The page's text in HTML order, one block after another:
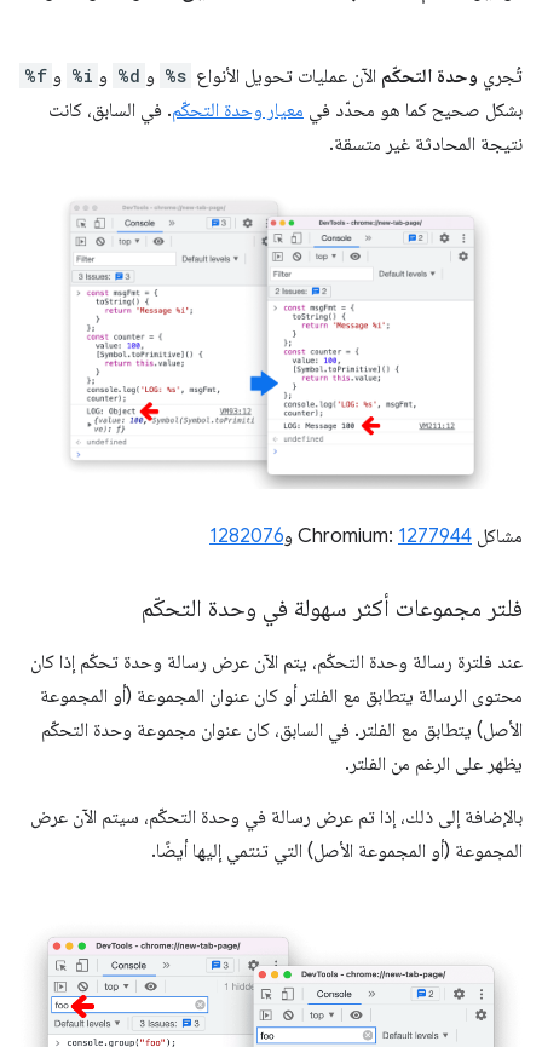
تُجري وحدة التحكّم الآن عمليات تحويل الأنواع %s و %d و %i و %f
بشكل صحيح كما هو محدّد في معيار وحدة التحكّم. في السابق، كانت
نتيجة المحادثة غير متسقة.
مشاكل Chromium: 1277944 و1282076
فلتر مجموعات أكثر سهولة في وحدة التحكّم
عند فلترة رسالة وحدة التحكّم، يتم الآن عرض رسالة وحدة تحكّم إذا كان
محتوى الرسالة يتطابق مع الفلتر أو كان عنوان المجموعة (أو المجموعة
الأصل) يتطابق مع الفلتر. في السابق، كان عنوان مجموعة وحدة التحكّم
يظهر على الرغم من الفلتر.
بالإضافة إلى ذلك، إذا تم عرض رسالة في وحدة التحكّم، سيتم الآن عرض
المجموعة (أو المجموعة الأصل) التي تنتمي إليها أيضًا.